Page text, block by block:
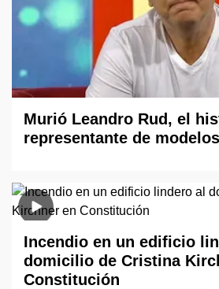
Murió Leandro Rud, el
representante de
Incendio en un edificio
domicilio de Cristina
Constitución